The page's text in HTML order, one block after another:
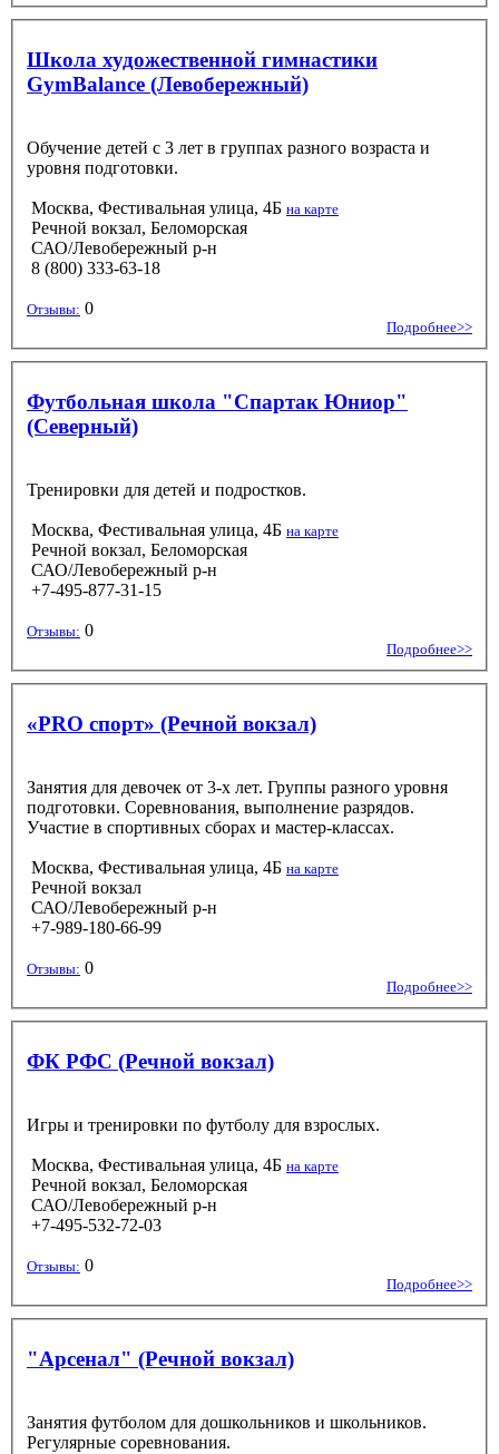
Школа художественной гимнастики
GymBalance (Левобережный)
Обучение детей с 3 лет в группах разного возраста и
уровня подготовки.
Москва, Фестивальная улица, 4Б на карте
Речной вокзал, Беломорская
САО/Левобережный р-н
8 (800) 333-63-18
Отзывы: 0
Подробнее>>
Футбольная школа "Спартак Юниор"
(Северный)
Тренировки для детей и подростков.
Москва, Фестивальная улица, 4Б на карте
Речной вокзал, Беломорская
САО/Левобережный р-н
+7-495-877-31-15
Отзывы: 0
Подробнее>>
«PRO спорт» (Речной вокзал)
Занятия для девочек от 3-х лет. Группы разного уровня
подготовки. Соревнования, выполнение разрядов.
Участие в спортивных сборах и мастер-классах.
Москва, Фестивальная улица, 4Б на карте
Речной вокзал
САО/Левобережный р-н
+7-989-180-66-99
Отзывы: 0
Подробнее>>
ФК РФС (Речной вокзал)
Игры и тренировки по футболу для взрослых.
Москва, Фестивальная улица, 4Б на карте
Речной вокзал, Беломорская
САО/Левобережный р-н
+7-495-532-72-03
Отзывы: 0
Подробнее>>
"Арсенал" (Речной вокзал)
Занятия футболом для дошкольников и школьников.
Регулярные соревнования.